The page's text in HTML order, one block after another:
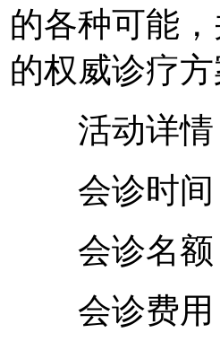
的各种可能
的权威诊疗
活动详情
会诊时间
会诊名额
会诊费用：